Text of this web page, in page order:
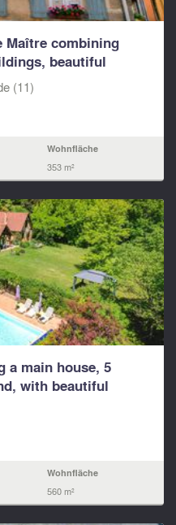
Maître combining
beautiful
(11)
Wohnfläche
353 m²
a main house, 5
with beautiful
Wohnfläche
560 m²